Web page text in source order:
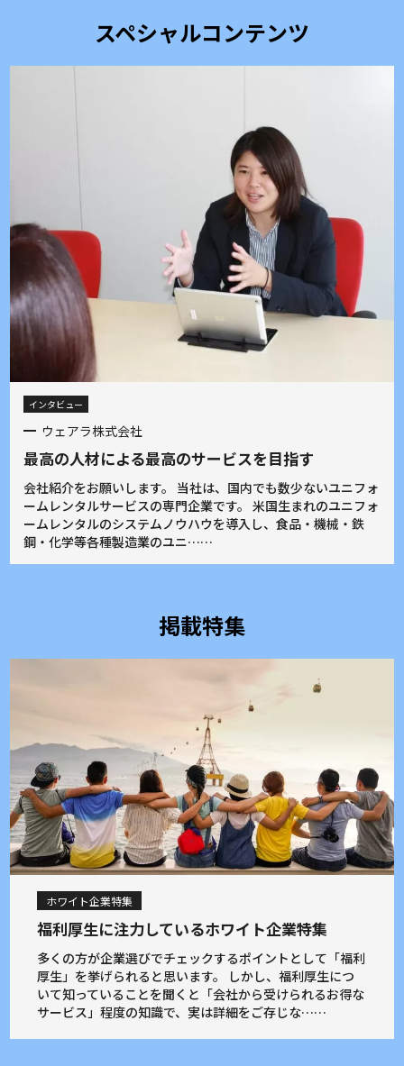
スペシャルコンテンツ
インタビュー
ウェアラ株式会社
最高の人材による最高のサービスを目指す
会社紹介をお願いします。 当社は、国内でも数少ないユニフォ
ームレンタルサービスの専門企業です。 米国生まれのユニフォ
ームレンタルのシステムノウハウを導入し、食品・機械・鉄
鋼・化学等各種製造業のユニ……
掲載特集
ホワイト企業特集
福利厚生に注力しているホワイト企業特集
多くの方が企業選びでチェックするポイントとして「福利
厚生」を挙げられると思います。 しかし、福利厚生につ
いて知っていることを聞くと「会社から受けられるお得な
サービス」程度の知識で、実は詳細をご存じな……